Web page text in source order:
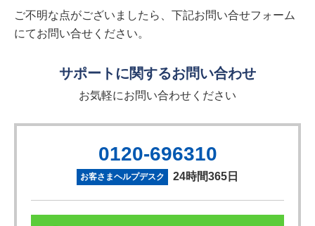
ご不明な点がございましたら、下記お問い合せフォーム
にてお問い合せください。
サポートに関するお問い合わせ
お気軽にお問い合わせください
0120-696310
お客さまヘルプデスク 24時間365日